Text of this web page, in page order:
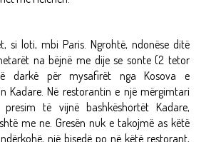
si loti, mbi Paris. Ngrohtë, ndonëse ditë
na bëjnë me dije se sonte (2 tetor
darkë për mysafirët nga Kosova e
Kadare. Në restorantin e një mërgimtari
presim të vijnë bashkëshortët Kadare,
me ne. Gresën nuk e takojmë as këtë
një bisedë po në këtë restorant,